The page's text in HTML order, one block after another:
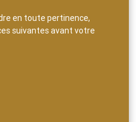
en toute pertinence,
suivantes avant votre